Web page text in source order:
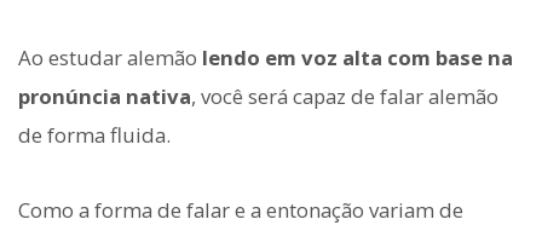
Ao estudar alemão lendo em voz alta com base na
pronúncia nativa, você será capaz de falar alemão
de forma fluida.
Como a forma de falar e a entonação variam de